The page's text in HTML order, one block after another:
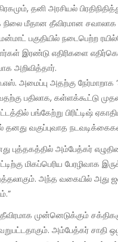
தனி அரசியல்
மீதான தீவிரமான
பகுதியில் நடைபெற்ற
இரண்டு எதிரிகளை
அறிவித்தார்.
அதற்கு நேர்மாறாக
பதிலாக, கள்ளக்கூட்டு
பங்கேற்று பிரிட்டிஷ்
தனது வகுப்புவாத
புத்தகத்தில் அம்பேத்கர்
மிகப்பெரிய பேரழிவாக
அந்த வகையில்
அம்பேத்கர்